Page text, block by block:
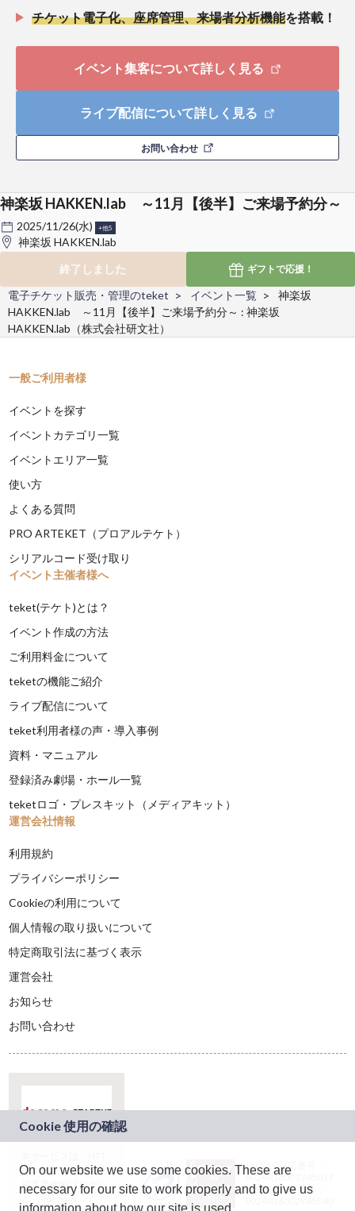
チケット電子化、座席管理、来場者分析機能を搭載！
イベント集客について詳しく見る
ライブ配信について詳しく見る
お問い合わせ
On our website we use some cookies. These are
necessary for our site to work properly and to give us
information about how our site is used.
神楽坂 HAKKEN.lab ～11月【後半】ご来場予約分～
2025/11/26(水) +他5
神楽坂 HAKKEN.lab
終了しました
ギフトで応援！
電子チケット販売・管理のteket イベント一覧
神楽坂
HAKKEN.lab ～11月【後半】ご来場予約分～ : 神楽坂
HAKKEN.lab（株式会社研文社）
一般ご利用者様
イベントを探す
イベントカテゴリ一覧
イベントエリア一覧
使い方
よくある質問
PRO ARTEKET（プロアルテケト）
シリアルコード受け取り
イベント主催者様へ
teket(テケト)とは？
イベント作成の方法
ご利用料金について
teketの機能ご紹介
ライブ配信について
teket利用者様の声・導入事例
資料・マニュアル
登録済み劇場・ホール一覧
teketロゴ・プレスキット（メディアキット）
運営会社情報
利用規約
プライバシーポリシー
Cookieの利用について
個人情報の取り扱いについて
特定商取引法に基づく表示
運営会社
お知らせ
お問い合わせ
ドコモグループの新
規事業創出プログラ
ム「docomo
JASRAC許諾番号：
9024936001Y45037
JASRAC許諾番号：